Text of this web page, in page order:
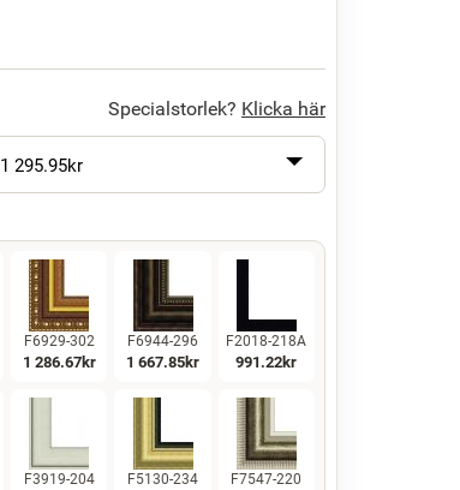
Specialstorlek? Klicka här
1 295.95kr
F6929-302
1 286.67kr
F6944-296
1 667.85kr
F2018-218A
991.22kr
F3919-204 F5130-234 F7547-220